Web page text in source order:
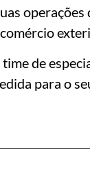
operações
de
para o